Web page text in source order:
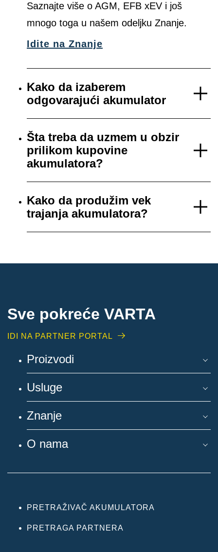
Saznajte više o AGM, EFB xEV i još
mnogo toga u našem odeljku Znanje.
Idite na Znanje
Kako da izaberem
odgovarajući akumulator
Šta treba da uzmem u obzir
prilikom kupovine
akumulatora?
Kako da produžim vek
trajanja akumulatora?
Sve pokreće VARTA
IDI NA PARTNER PORTAL
Proizvodi
Usluge
Znanje
O nama
PRETRAŽIVAČ AKUMULATORA
PRETRAGA PARTNERA